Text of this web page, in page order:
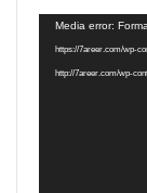
Media error: